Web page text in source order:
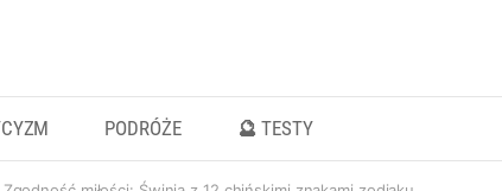
PODRÓŻE 🔮 TESTY